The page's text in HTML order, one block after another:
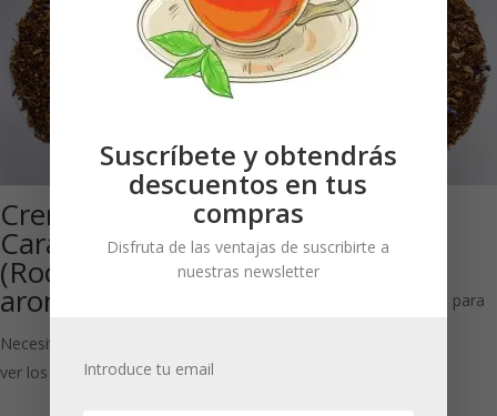
Crema de
Caramelo
(Rooibos
aromatizado)
Necesitas estar registrado para
ver los precios
Bayas de Goji
Rooibos
aromatizado
Necesitas estar registrado para
Suscríbete y obtendrás
descuentos en tus
compras
Disfruta de las ventajas de suscribirte a
nuestras newsletter
Introduce tu email